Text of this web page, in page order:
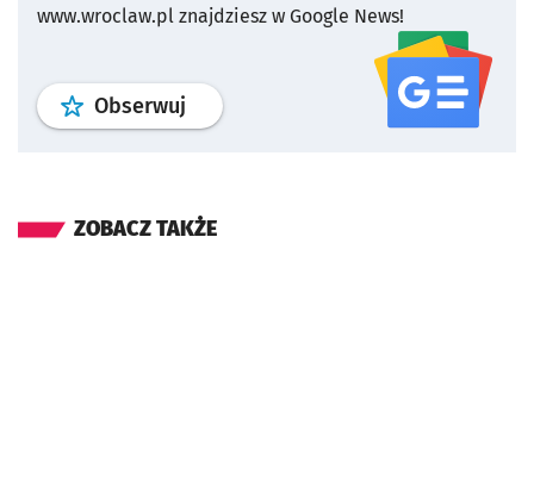
www.wroclaw.pl znajdziesz w Google News!
Obserwuj profil serwisu
ZOBACZ TAKŻE